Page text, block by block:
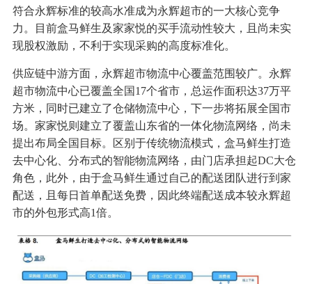
符合永辉标准的较高水准成为永辉超市的一大核心竞争
力。目前盒马鲜生及家家悦的买手流动性较大，且尚未实
现股权激励，不利于实现采购的高度标准化。
供应链中游方面，永辉超市物流中心覆盖范围较广。永辉
超市物流中心已覆盖全国17个省市，总运作面积达37万平
方米，同时已建立了仓储物流中心，下一步将拓展全国市
场。家家悦则建立了覆盖山东省的一体化物流网络，尚未
提出布局全国目标。区别于传统物流模式，盒马鲜生打造
去中心化、分布式的智能物流网络，由门店承担起DC大仓
角色，此外，由于盒马鲜生通过自己的配送团队进行到家
配送，且每日首单配送免费，因此终端配送成本较永辉超
市的外包形式高1倍。